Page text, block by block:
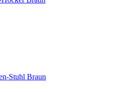
Stuhl Braun